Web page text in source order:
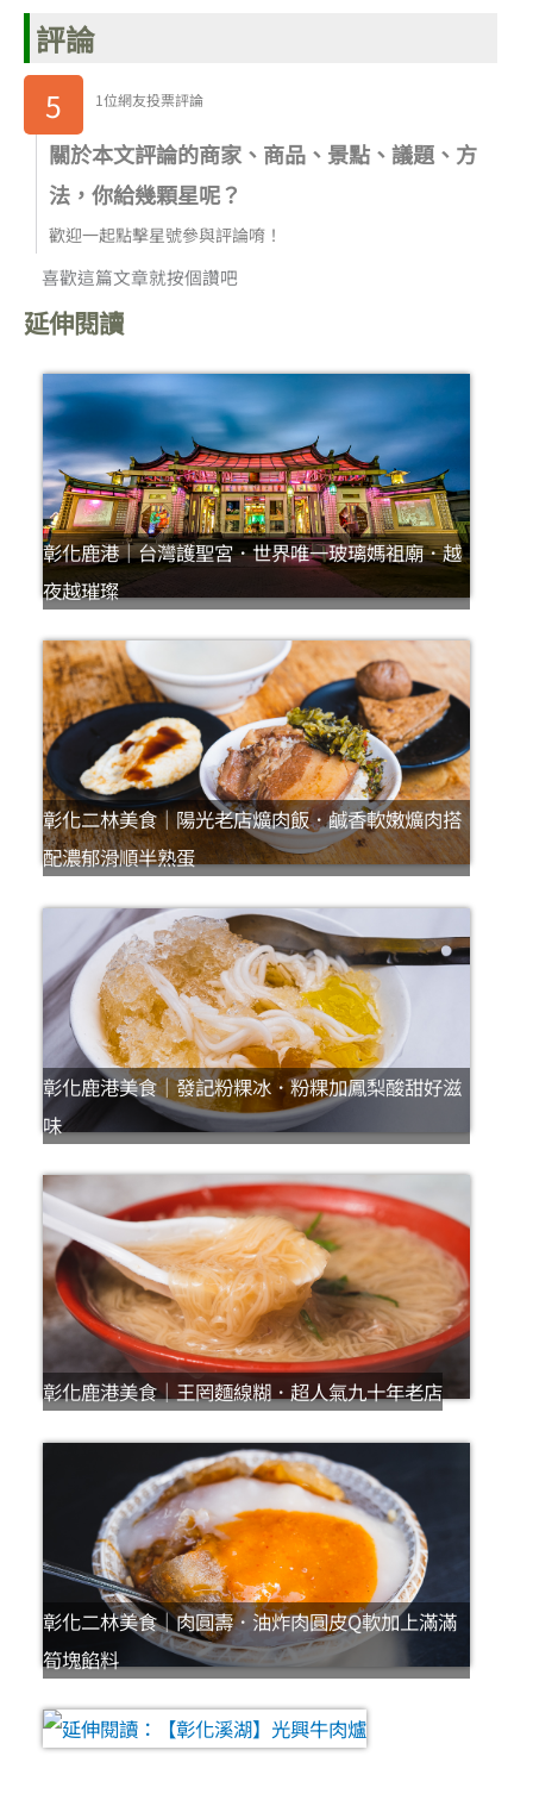
評論
5
1位網友投票評論
關於本文評論的商家、商品、景點、議題、方
法，你給幾顆星呢？
歡迎一起點擊星號參與評論唷！
喜歡這篇文章就按個讚吧
延伸閱讀
彰化鹿港｜台灣護聖宮．世界唯一玻璃媽祖廟．越
夜越璀璨
彰化二林美食｜陽光老店爌肉飯．鹹香軟嫩爌肉搭
配濃郁滑順半熟蛋
彰化鹿港美食｜發記粉粿冰．粉粿加鳳梨酸甜好滋
味
彰化鹿港美食｜王罔麵線糊．超人氣九十年老店
彰化二林美食｜肉圓壽．油炸肉圓皮Q軟加上滿滿
筍塊餡料